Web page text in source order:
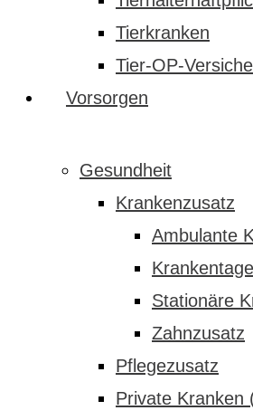
Tierkranken
Tier-OP-
Vorsorgen
Gesundheit
Krankenzusatz
Ambulante
Stationäre
Zahnzusatz
Pflegezusatz
Private Kranken